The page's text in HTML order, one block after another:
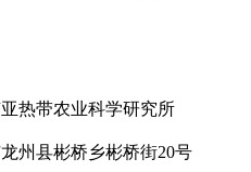
热带农业科学研究所
州县彬桥乡彬桥街20号